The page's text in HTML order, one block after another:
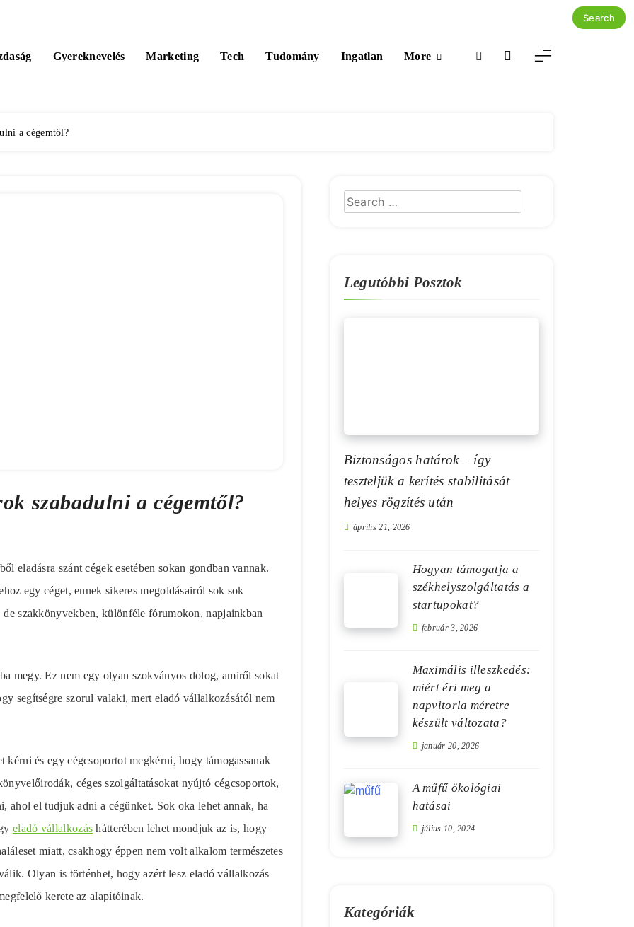
Gyereknevelés Marketing Tech Tudomány Ingatlan More
a cégemtől?
szabadulni a cégemtől?
eladásra szánt cégek esetében sokan gondban vannak.
egy céget, ennek sikeres megoldásairól sok sok
szakkönyvekben, különféle fórumokon, napjainkban
megy. Ez nem egy olyan szokványos dolog, amiről sokat
segítségre szorul valaki, mert eladó vállalkozásától nem
kérni és egy cégcsoportot megkérni, hogy támogassanak
céges szolgáltatásokat nyújtó cégcsoportok,
ahol el tudjuk adni a cégünket. Sok oka lehet annak, ha
eladó vállalkozás hátterében lehet mondjuk az is, hogy
miatt, csakhogy éppen nem volt alkalom természetes
Olyan is történhet, hogy azért lesz eladó vállalkozás
kerete az alapítóinak.
Legutóbbi Posztok
Biztonságos határok – így
teszteljük a kerítés stabilitását
helyes rögzítés után
április 21, 2026
Hogyan támogatja a
székhelyszolgáltatás a
startupokat?
február 3, 2026
Maximális illeszkedés:
miért éri meg a
napvitorla méretre
készült változata?
január 20, 2026
A műfű ökológiai
hatásai
július 10, 2024
Kategóriák